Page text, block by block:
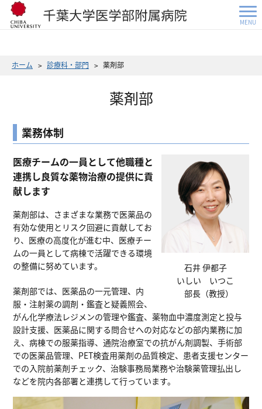
MENU
ホーム 診療科・部門 薬剤部
薬剤部
業務体制
石井 伊都子
いしい いつこ
部長（教授）
医療チームの一員として他職種と
連携し良質な薬物治療の提供に貢
献します
薬剤部は、さまざまな業務で医薬品の
有効な使用とリスク回避に貢献してお
り、医療の高度化が進む中、医療チー
ムの一員として病棟で活躍できる環境
の整備に努めています。
薬剤部では、医薬品の一元管理、内
服・注射薬の調剤・鑑査と疑義照会、
がん化学療法レジメンの管理や鑑査、薬物血中濃度測定と投与
設計支援、医薬品に関する問合せへの対応などの部内業務に加
え、病棟での服薬指導、通院治療室での抗がん剤調製、手術部
での医薬品管理、PET検査用薬剤の品質検定、患者支援センター
での入院前薬剤チェック、治験事務局業務や治験薬管理払出し
などを院内各部署と連携して行っています。